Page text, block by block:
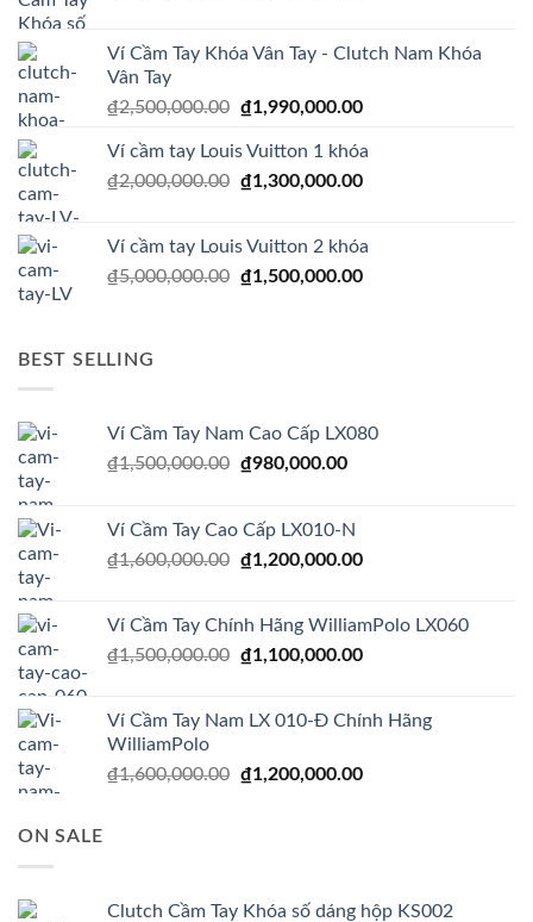
₫2,000,000.00.là:
Ví Cầm Tay Khóa Vân Tay - Clutch Nam Khóa
Vân Tay
₫2,500,000.00 Giá
là:
₫2,500,000.00.
₫1,990,000.00Giá
tại
là:
Ví cầm tay Louis Vuitton 1 khóa
₫2,000,000.00 Giá
₫2,000,000.00.
₫1,300,000.00Giá
là:
₫1,300,000.00.
Ví cầm tay Louis Vuitton 2 khóa
₫5,000,000.00 Giá
₫1,500,000.00Giá
BEST SELLING
Ví Cầm Tay Nam Cao Cấp LX080
₫1,500,000.00 Giá
₫1,500,000.00.
₫980,000.00Giá
là:
₫980,000.00.
Ví Cầm Tay Cao Cấp LX010-N
₫1,600,000.00 Giá
₫1,600,000.00.
₫1,200,000.00Giá
là:
₫1,200,000.00.
Ví Cầm Tay Chính Hãng WilliamPolo LX060
₫1,500,000.00 Giá
₫1,500,000.00.
₫1,100,000.00Giá
là:
Ví Cầm Tay Nam LX 010-Đ Chính Hãng
WilliamPolo
₫1,600,000.00 Giá
₫1,200,000.00Giá
ON SALE
Clutch Cầm Tay Khóa số dáng hộp KS002